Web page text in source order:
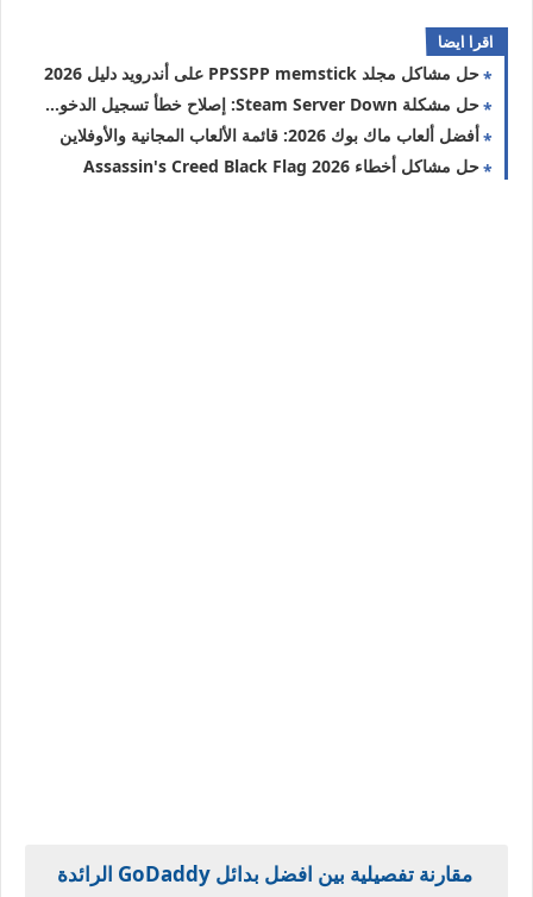
اقرا ايضا
حل مشاكل مجلد PPSSPP memstick على أندرويد دليل 2026
حل مشكلة Steam Server Down: إصلاح خطأ تسجيل الدخول 2026
أفضل ألعاب ماك بوك 2026: قائمة الألعاب المجانية والأوفلاين
حل مشاكل أخطاء Assassin's Creed Black Flag 2026
مقارنة تفصيلية بين افضل بدائل GoDaddy الرائدة